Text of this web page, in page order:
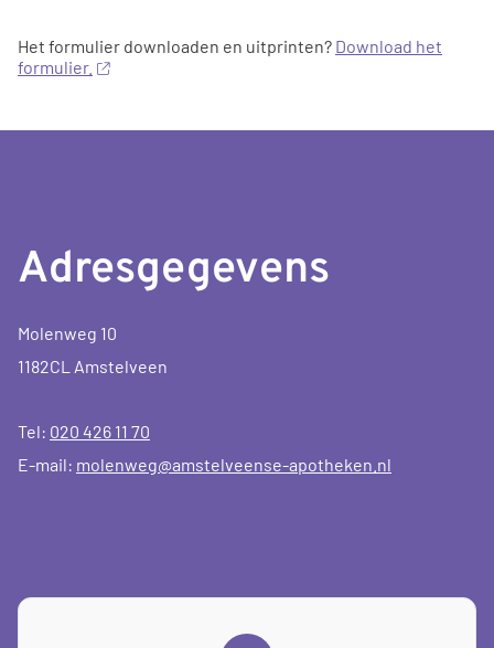
Het formulier downloaden en uitprinten? Download het
formulier.
Adresgegevens
Molenweg 10
1182CL Amstelveen
Tel: 020 426 11 70
E-mail: molenweg@amstelveense-apotheken.nl